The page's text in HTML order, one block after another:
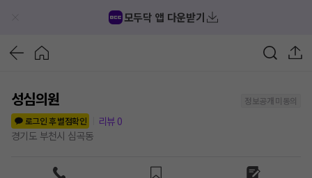
모두닥 앱 다운받기
성심의원
정보공개 미동의
로그인 후 별점확인
리뷰 0
경기도 부천시 심곡동